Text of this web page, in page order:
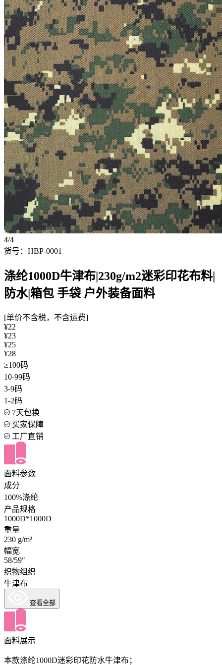
4/4
货号：HBP-0001
涤纶1000D牛津布|230g/m2迷彩印花布料|
防水|箱包 手袋 户外装备面料
[单价不含税，不含运费]
¥22
¥23
¥25
¥28
≥100码
10-99码
3-9码
1-2码
7天包换
买家保障
工厂直销
面料参数
成分
100%涤纶
产品规格
1000D*1000D
重量
230 g/m²
幅宽
58/59"
织物组织
牛津布
查看全部
面料展示
本款涤纶1000D迷彩印花防水牛津布；